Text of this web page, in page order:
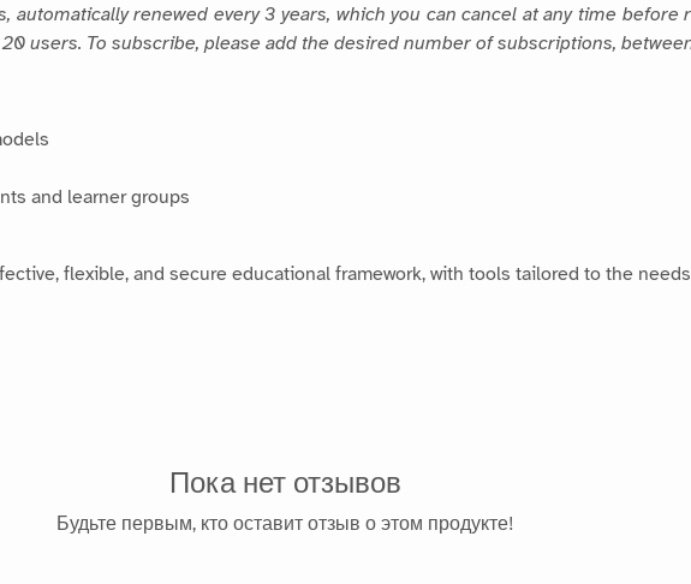
renewed every 3 years, which you can cancel at any time before
users. To subscribe, please add the desired number of subscriptions,
and learner groups
flexible, and secure educational framework, with tools tailored to the
Пока нет отзывов
Будьте первым, кто оставит отзыв о этом продукте!